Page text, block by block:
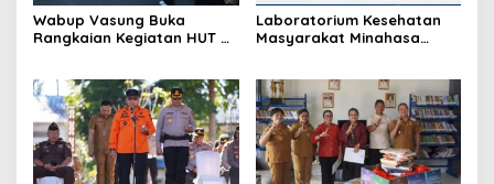
Wabup Vasung Buka
Rangkaian Kegiatan HUT RI
Laboratorium Kesehatan
Masyarakat Minahasa